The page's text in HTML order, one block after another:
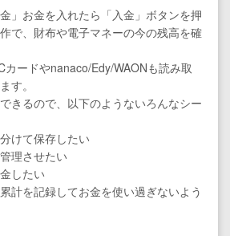
」お金を入れたら「入金」ボタンを押
で、財布や電子マネーの今の残高を確
ードやnanaco/Edy/WAONも読み取
す。
きるので、以下のようないろんなシー
けて保存したい
理させたい
したい
計を記録してお金を使い過ぎないよう